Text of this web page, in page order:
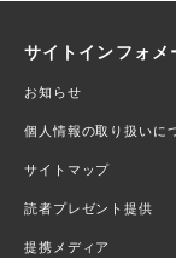
サイトインフォメ
お知らせ
個人情報の取り扱いに
サイトマップ
読者プレゼント提供
提携メディア